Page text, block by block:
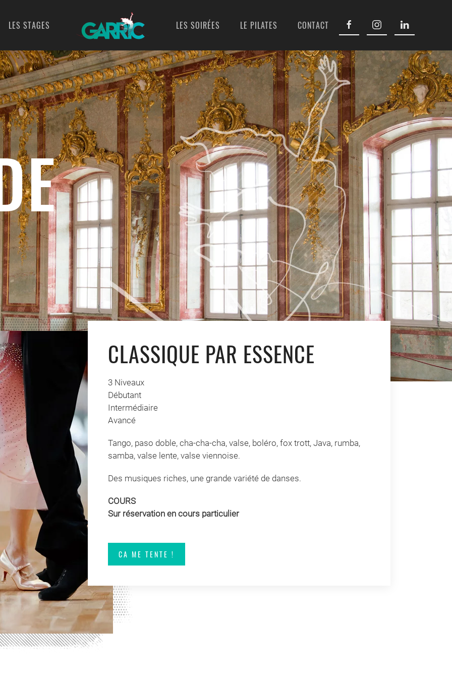
LES STAGES LES SOIRÉES LE PILATES CONTACT
CLASSIQUE PAR ESSENCE
3 Niveaux
Débutant
Intermédiaire
Avancé
Tango, paso doble, cha-cha-cha, valse, boléro, fox trott, Java, rumba,
samba, valse lente, valse viennoise.
Des musiques riches, une grande variété de danses.
COURS
Sur réservation en cours particulier
CA ME TENTE !